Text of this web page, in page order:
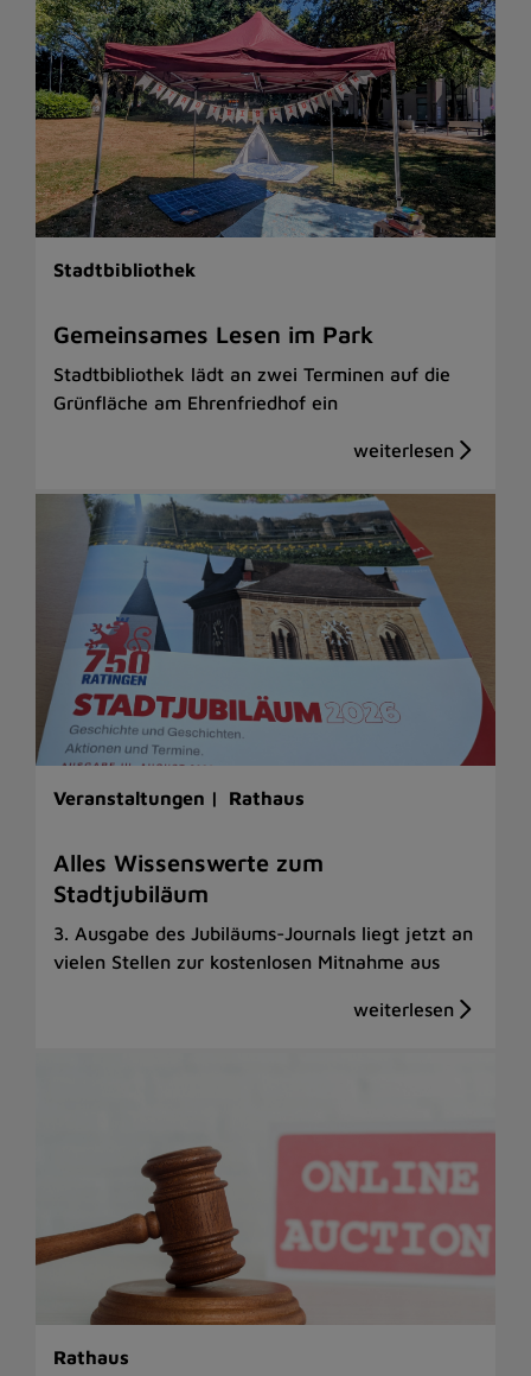
Stadtbibliothek
Gemeinsames Lesen im Park
Stadtbibliothek lädt an zwei Terminen auf die
Grünfläche am Ehrenfriedhof ein
Veranstaltungen | Rathaus
Alles Wissenswerte zum
Stadtjubiläum
3. Ausgabe des Jubiläums-Journals liegt jetzt an
vielen Stellen zur kostenlosen Mitnahme aus
Rathaus